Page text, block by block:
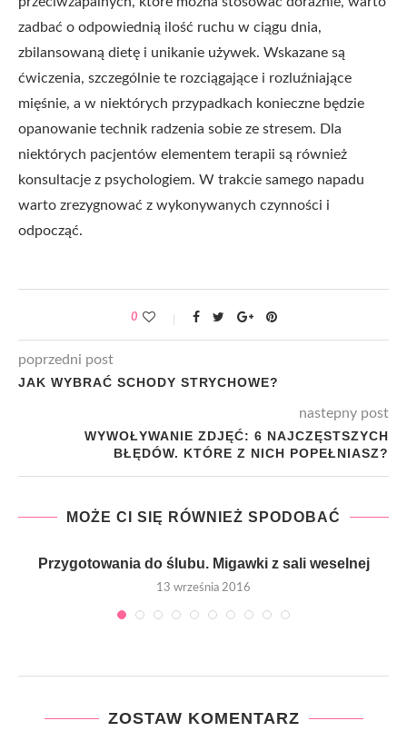
zadbać o odpowiednią ilość ruchu w ciągu dnia,
zbilansowaną dietę i unikanie używek. Wskazane są
ćwiczenia, szczególnie te rozciągające i rozluźniające
mięśnie, a w niektórych przypadkach konieczne będzie
opanowanie technik radzenia sobie ze stresem. Dla
niektórych pacjentów elementem terapii są również
konsultacje z psychologiem. W trakcie samego napadu
warto zrezygnować z wykonywanych czynności i
odpocząć.
0
poprzedni post
JAK WYBRAĆ SCHODY STRYCHOWE?
nastepny post
WYWOŁYWANIE ZDJĘĆ: 6 NAJCZĘSTSZYCH
BŁĘDÓW. KTÓRE Z NICH POPEŁNIASZ?
MOŻE CI SIĘ RÓWNIEŻ SPODOBAĆ
Przygotowania do ślubu. Migawki z sali weselnej
13 września 2016
ZOSTAW KOMENTARZ